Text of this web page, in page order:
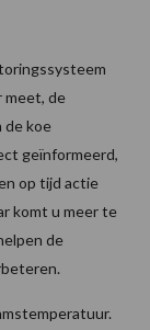
meet, de
de koe
geïnformeerd,
op tijd actie
komt u meer te
de